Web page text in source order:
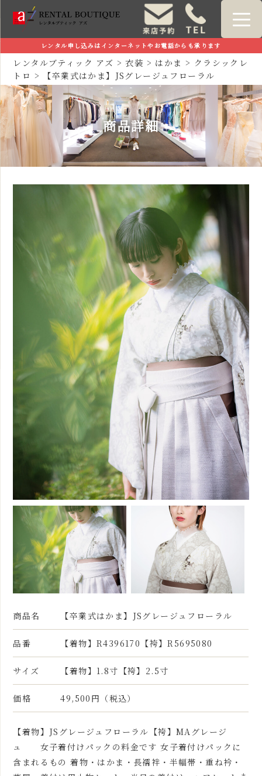
レンタル申し込みはインターネットやお電話からも承ります
レンタルブティック アズ >衣装 > はかま > クラシックレ
トロ > 【卒業式はかま】JSグレージュフローラル
商品詳細
商品名 【卒業式はかま】JSグレージュフローラル
品番 【着物】R4396170【袴】R5695080
サイズ 【着物】1.8寸【袴】2.5寸
価格 49,500円（税込）
【着物】JSグレージュフローラル【袴】MAグレージ
ュ 女子着付けパックの料金です 女子着付けパックに
含まれるもの 着物・はかま・長襦袢・半幅帯・重ね衿・